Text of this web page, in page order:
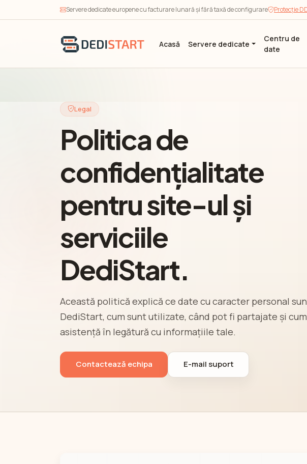
Servere dedicate europene cu facturare lunară și fără taxă de configurare Protecție
Acasă Servere dedicate
Centru de
date
Legal
Politica de
confidențialitate
pentru site-ul și
serviciile
DediStart.
Această politică explică ce date cu caracter personal
DediStart, cum sunt utilizate, când pot fi partajate și
asistență în legătură cu informațiile tale.
Contactează echipa E-mail suport